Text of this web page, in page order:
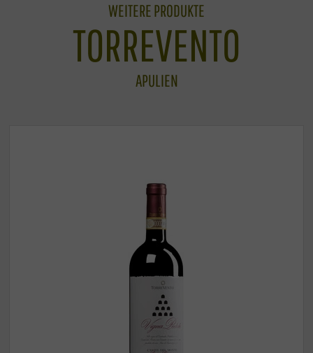
WEITERE PRODUKTE
TORREVENTO
APULIEN